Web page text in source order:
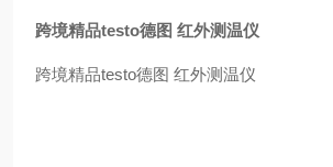
跨境精品testo德图 红外测温仪
跨境精品testo德图 红外测温仪